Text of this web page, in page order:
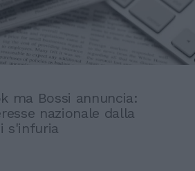
ma Bossi annuncia:
nazionale dalla
s'infuria